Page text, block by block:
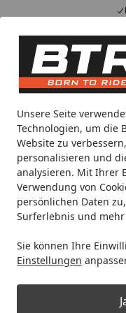
Unsere Seite
Technologien, um die
Website zu
personalisieren und
analysieren. Mit Ihrer
Verwendung von
persönlichen Daten
Surferlebnis und
Sie können Ihre
Einstellungen
Alle Produkte
Mein Konto
Suchen
Noch 12
Spare bis zu 35%
Startseite
Motorradteile &
SBS
Ceramic